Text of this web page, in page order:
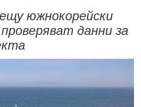
южнокорейски
данни за